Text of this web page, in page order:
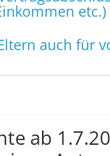
auch für
ab